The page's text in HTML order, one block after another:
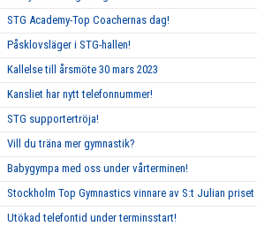
STG Academy-Top Coachernas dag!
Påsklovsläger i STG-hallen!
Kallelse till årsmöte 30 mars 2023
Kansliet har nytt telefonnummer!
STG supportertröja!
Vill du träna mer gymnastik?
Babygympa med oss under vårterminen!
Stockholm Top Gymnastics vinnare av S:t Julian priset
Utökad telefontid under terminsstart!